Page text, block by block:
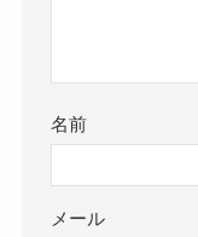
名前
メール